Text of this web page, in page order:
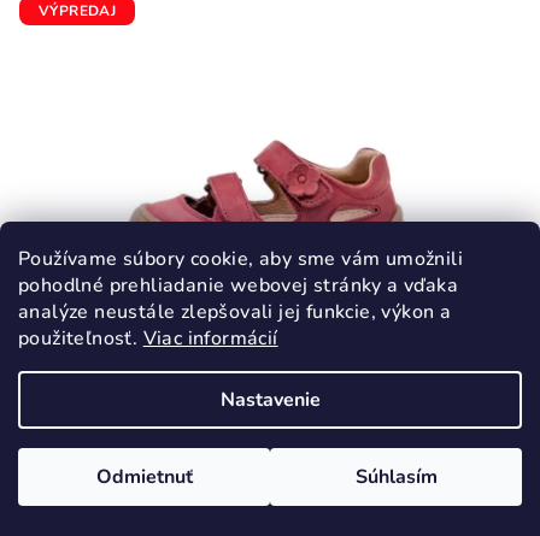
Používame súbory cookie, aby sme vám umožnili
pohodlné prehliadanie webovej stránky a vďaka
analýze neustále zlepšovali jej funkcie, výkon a
použiteľnosť. Viac informácií
Nastavenie
Odmietnuť Súhlasím
VÝPREDAJ
PROTETIKA PADY TERAKOTA sandále
BAREFOOT
44,90 € (–40 %)